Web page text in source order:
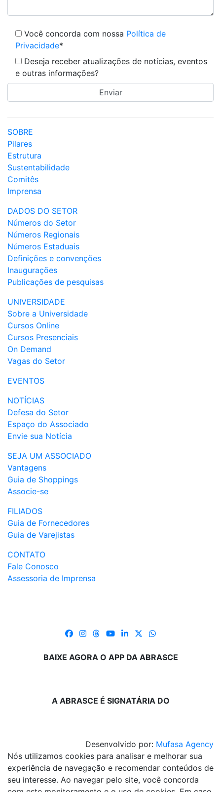
Você concorda com nossa Política de
Privacidade*
Deseja receber atualizações de notícias, eventos
e outras informações?
SOBRE
Pilares
Estrutura
Sustentabilidade
Comitês
Imprensa
DADOS DO SETOR
Números do Setor
Números Regionais
Números Estaduais
Definições e convenções
Inaugurações
Publicações de pesquisas
UNIVERSIDADE
Sobre a Universidade
Cursos Online
Cursos Presenciais
On Demand
Vagas do Setor
EVENTOS
NOTÍCIAS
Defesa do Setor
Espaço do Associado
Envie sua Notícia
SEJA UM ASSOCIADO
Vantagens
Guia de Shoppings
Associe-se
FILIADOS
Guia de Fornecedores
Guia de Varejistas
CONTATO
Fale Conosco
Assessoria de Imprensa
BAIXE AGORA O APP DA ABRASCE
A ABRASCE É SIGNATÁRIA DO
Desenvolvido por: Mufasa Agency
Nós utilizamos cookies para analisar e melhorar sua
experiência de navegação e recomendar conteúdos de
seu interesse. Ao navegar pelo site, você concorda